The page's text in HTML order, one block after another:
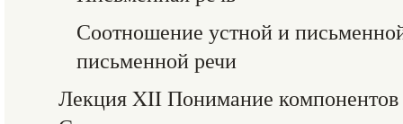
Соотношение устной и
письменной речи
Лекция XII Понимание компонентов